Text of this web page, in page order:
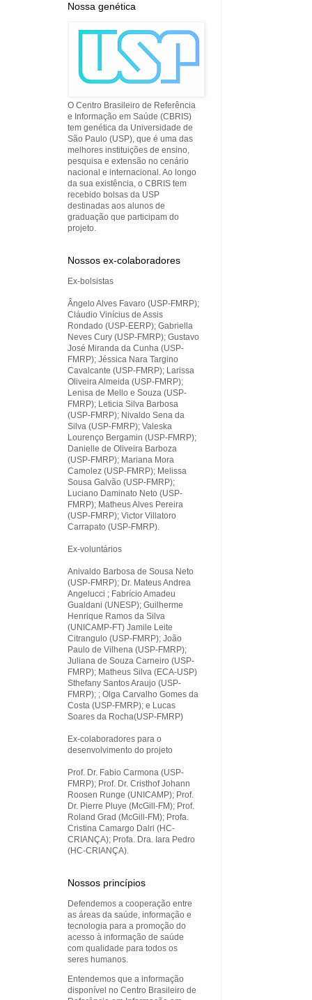
Nossa genética
O Centro Brasileiro de Referência
e Informação em Saúde (CBRIS)
tem genética da Universidade de
São Paulo (USP), que é uma das
melhores instituições de ensino,
pesquisa e extensão no cenário
nacional e internacional. Ao longo
da sua existência, o CBRIS tem
recebido bolsas da USP
destinadas aos alunos de
graduação que participam do
projeto.
Nossos ex-colaboradores
Ex-bolsistas
Ângelo Alves Favaro (USP-FMRP);
Cláudio Vinícius de Assis
Rondado (USP-EERP); Gabriella
Neves Cury (USP-FMRP); Gustavo
José Miranda da Cunha (USP-
FMRP); Jéssica Nara Targino
Cavalcante (USP-FMRP); Larissa
Oliveira Almeida (USP-FMRP);
Lenisa de Mello e Souza (USP-
FMRP); Leticia Silva Barbosa
(USP-FMRP); Nivaldo Sena da
Silva (USP-FMRP); Valeska
Lourenço Bergamin (USP-FMRP);
Danielle de Oliveira Barboza
(USP-FMRP); Mariana Mora
Camolez (USP-FMRP); Melissa
Sousa Galvão (USP-FMRP);
Luciano Daminato Neto (USP-
FMRP); Matheus Alves Pereira
(USP-FMRP); Victor Villatoro
Carrapato (USP-FMRP).
Ex-voluntários
Anivaldo Barbosa de Sousa Neto
(USP-FMRP); Dr. Mateus Andrea
Angelucci ; Fabrício Amadeu
Gualdani (UNESP); Guilherme
Henrique Ramos da Silva
(UNICAMP-FT) Jamile Leite
Citrangulo (USP-FMRP); João
Paulo de Vilhena (USP-FMRP);
Juliana de Souza Carneiro (USP-
FMRP); Matheus Silva (ECA-USP)
Sthefany Santos Araujo (USP-
FMRP); ; Olga Carvalho Gomes da
Costa (USP-FMRP); e Lucas
Soares da Rocha(USP-FMRP)
Ex-colaboradores para o
desenvolvimento do projeto
Prof. Dr. Fabio Carmona (USP-
FMRP); Prof. Dr. Cristhof Johann
Roosen Runge (UNICAMP); Prof.
Dr. Pierre Pluye (McGill-FM); Prof.
Roland Grad (McGill-FM); Profa.
Cristina Camargo Dalri (HC-
CRIANÇA); Profa. Dra. Iara Pedro
(HC-CRIANÇA).
Nossos princípios
Defendemos a cooperação entre
as áreas da saúde, informação e
tecnologia para a promoção do
acesso à informação de saúde
com qualidade para todos os
seres humanos.
Entendemos que a informação
disponível no Centro Brasileiro de